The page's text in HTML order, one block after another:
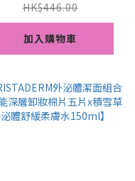
外泌體舒緩柔膚水
x 積雪草外泌
舒淨潔面乳100g】
HK$446.00
加入購物車